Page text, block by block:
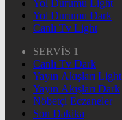
Yol Durumu Light
Yol Durumu Dark
Canlı Tv Light
SERVİS 1
Canlı Tv Dark
Yayın Akışları Light
Yayın Akışları Dark
Nöbetçi Eczaneler
Son Dakika